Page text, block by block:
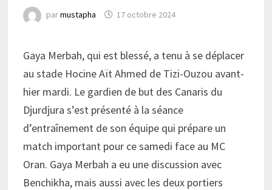
parmustapha 17 octobre 2024
Gaya Merbah, qui est blessé, a tenu à se déplacer
au stade Hocine Aït Ahmed de Tizi-Ouzou avant-
hier mardi. Le gardien de but des Canaris du
Djurdjura s’est présenté à la séance
d’entraînement de son équipe qui prépare un
match important pour ce samedi face au MC
Oran. Gaya Merbah a eu une discussion avec
Benchikha, mais aussi avec les deux portiers